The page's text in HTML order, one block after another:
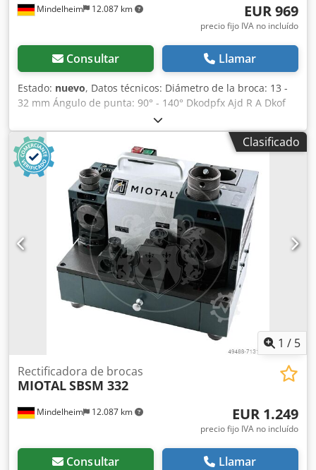
Mindelheim 12.087 km EUR 969
precio fijo IVA no incluído
Consultar Llamar
Estado: nuevo, Datos técnicos: Diámetro de la broca: 13 -
32 mm Ángulo de punta: 90° - 140° Dkodpfx Ajd R A Dkof
Tsr Velocidad de rotación: 4800 1/min Alimentación: 230 V
Potencia del motor: 0,25 kW Peso, aprox.: 28 kg
Dimensiones, aprox.: 490 x 250 x 260 mm Características: -
Ideal para el afilado de brocas helicoidales de HSS/metal
duro - Funcionamiento seguro gracias al proceso de afilado
guiado - Ángulo de punta ajustable de 90° a 140° - Diseño
compacto, con compartimento para las pinzas de sujeción
dentro de la máquina y asa para un almacenamiento
rápido - Incluye dispositivo de centrado para reducir la
fuerza de avance - Dispositivo para el afilado posterior de
los filos de la broca, con el fin de reducir la fricción entre la
broca y la pieza de trabajo - Rotor con cojinete de bolas de
precisión Contenido del suministro: - Disco de afilado CBN
- 20 pinzas de sujeción ER 40, 13 - 32 mm - Portapinzas ER
Clasificado
1 / 5
Mindelheim 12.087 km
Rectificadora de brocas
MIOTALSBSM 332
EUR 1.249
precio fijo IVA no incluído
Consultar Llamar